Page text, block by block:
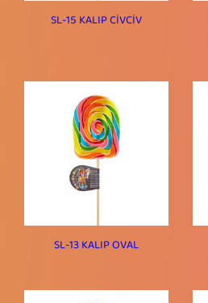
SL-15 KALIP CİVCİV
SL-13 KALIP OVAL